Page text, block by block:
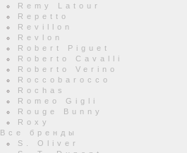
Remy Latour
Repetto
Revillon
Revlon
Robert Piguet
Roberto Cavalli
Roberto Verino
Roccobarocco
Rochas
Romeo Gigli
Rouge Bunny
Roxy
Все бренды
S. Oliver